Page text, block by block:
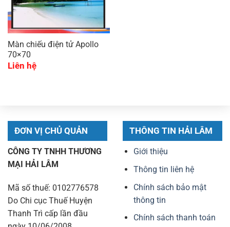
Màn chiếu điện tử Apollo
70×70
Liên hệ
ĐƠN VỊ CHỦ QUẢN
CÔNG TY TNHH THƯƠNG
MẠI HẢI LÂM
Mã số thuế: 0102776578
Do Chi cục Thuế Huyện
Thanh Trì cấp lần đầu
THÔNG TIN HẢI LÂM
Giới thiệu
Thông tin liên hệ
Chính sách bảo mật
thông tin
Chính sách thanh toán